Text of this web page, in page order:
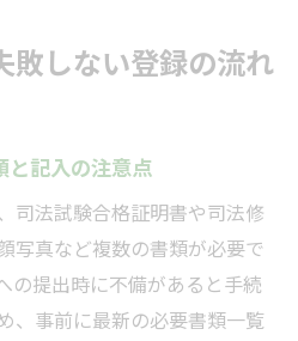
敗しない登録の流れ
と記入の注意点
司法試験合格証明書や司法修
写真など複数の書類が必要で
の提出時に不備があると手続
、事前に最新の必要書類一覧